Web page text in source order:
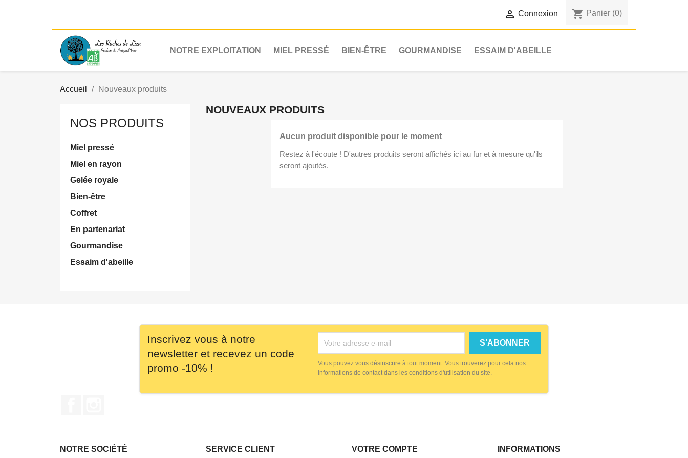
 Connexion shopping_cart Panier (0)
NOTRE EXPLOITATION MIEL PRESSÉ BIEN-ÊTRE GOURMANDISE ESSAIM D'ABEILLE
Accueil Nouveaux produits
NOS PRODUITS
Miel pressé
Miel en rayon
Gelée royale
Bien-être
Coffret
En partenariat
Gourmandise
Essaim d'abeille
NOUVEAUX PRODUITS
Aucun produit disponible pour le moment
Restez à l'écoute ! D'autres produits seront affichés ici au fur et à mesure qu'ils
seront ajoutés.
Inscrivez vous à notre
newsletter et recevez un code
promo -10% !
Vous pouvez vous désinscrire à tout moment. Vous trouverez pour cela nos
informations de contact dans les conditions d'utilisation du site.
NOTRE SOCIÉTÉ SERVICE CLIENT VOTRE COMPTE INFORMATIONS